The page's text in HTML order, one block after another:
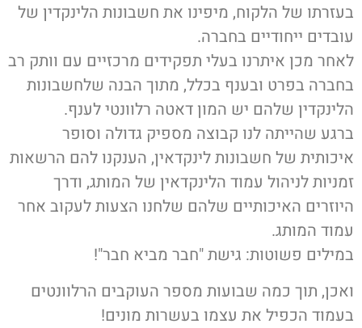
בעזרתו של הלקוח, מיפינו את חשבונות הלינקדין של
עובדים ייחודיים בחברה.
לאחר מכן איתרנו בעלי תפקידים מרכזיים עם וותק רב
בחברה בפרט ובענף בכלל, מתוך הבנה שלחשבונות
הלינקדין שלהם יש המון דאטה רלוונטי לענף.
ברגע שהייתה לנו קבוצה מספיק גדולה וסופר
איכותית של חשבונות לינקדאין, הענקנו להם הרשאות
זמניות לניהול עמוד הלינקדאין של המותג, ודרך
היוזרים האיכותיים שלהם שלחנו הצעות לעקוב אחר
עמוד המותג.
במילים פשוטות: גישת "חבר מביא חבר"!
ואכן, תוך כמה שבועות מספר העוקבים הרלוונטים
בעמוד הכפיל את עצמו בעשרות מונים!